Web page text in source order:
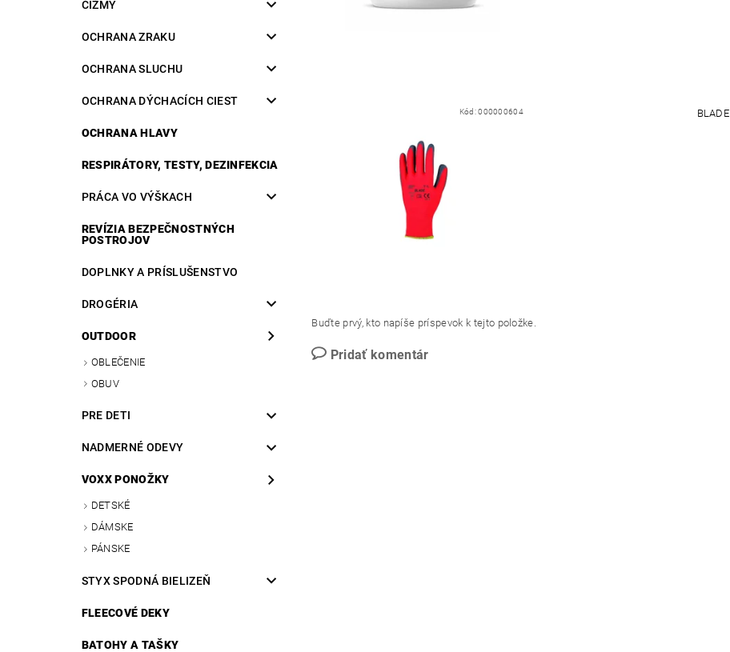
ČIŽMY
OCHRANA ZRAKU
OCHRANA SLUCHU
OCHRANA DÝCHACÍCH CIEST
OCHRANA HLAVY
RESPIRÁTORY, TESTY, DEZINFEKCIA
PRÁCA VO VÝŠKACH
REVÍZIA BEZPEČNOSTNÝCH
POSTROJOV
DOPLNKY A PRÍSLUŠENSTVO
DROGÉRIA
OUTDOOR
OBLEČENIE
OBUV
PRE DETI
NADMERNÉ ODEVY
VOXX PONOŽKY
DETSKÉ
DÁMSKE
PÁNSKE
STYX SPODNÁ BIELIZEŇ
FLEECOVÉ DEKY
BATOHY A TAŠKY
Kód:000000604
Buďte prvý, kto napíše príspevok k tejto položke.
Pridať komentár